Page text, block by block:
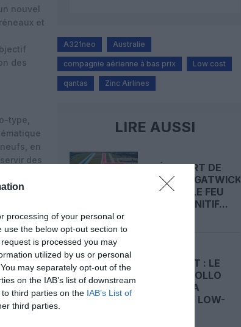
processing of your personal or
the below opt-out section to
is processed you may
utilized by us or personal
may separately opt-out of the
on the IAB’s list of downstream
third parties on the IAB’s List of
third parties.
nouvel
et
des
type,
en
des
Zinc
A321neo Australie
compagnie aérienne à bas prix Low cost
qantas Zinc Airlines
LIRE AUSSI
L’AÉROPORT DE
LONDRES‑GATWICK
OBTIENT LE FEU
VERT DÉFINITIF...
D’EASYJET : LE
FONDS APOLLO
S’OFFRE LA
DEUXIÈME LOW-